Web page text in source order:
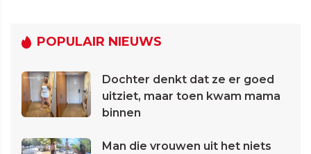
POPULAIR NIEUWS
Dochter denkt dat ze er goed
uitziet, maar toen kwam mama
binnen
Man die vrouwen uit het niets